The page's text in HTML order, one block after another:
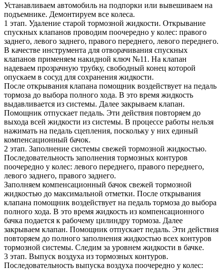
Устанавливаем автомобиль на подпорки или вывешиваем на
подъемнике. Демонтируем все колеса.
1 этап. Удаление старой тормозной жидкости. Открывание
спускных клапанов проводим поочередно у колес: правого
заднего, левого заднего, правого переднего, левого переднего.
В качестве инструмента для отворачивания спускных
клапанов применяем накидной ключ №11. На клапан
надеваем прозрачную трубку, свободный конец которой
опускаем в сосуд для сохранения жидкости.
После открывания клапана помощник воздействует на педаль
тормоза до выбора полного хода. В это время жидкость
выдавливается из системы. Далее закрываем клапан.
Помощник отпускает педаль. Эти действия повторяем до
выхода всей жидкости из системы. В процессе работы нельзя
нажимать на педаль сцепления, поскольку у них единый
компенсационный бачок.
2 этап. Заполнение системы свежей тормозной жидкостью.
Последовательность заполнения тормозных контуров
поочередно у колес: левого переднего, правого переднего,
левого заднего, правого заднего.
Заполняем компенсационный бачок свежей тормозной
жидкостью до максимальной отметки. После открывания
клапана помощник воздействует на педаль тормоза до выбора
полного хода. В это время жидкость из компенсационного
бачка подается к рабочему цилиндру тормоза. Далее
закрываем клапан. Помощник отпускает педаль. Эти действия
повторяем до полного заполнения жидкостью всех контуров
тормозной системы. Следим за уровнем жидкости в бачке.
3 этап. Выпуск воздуха из тормозных контуров.
Последовательность выпуска воздуха поочередно у колес: